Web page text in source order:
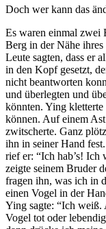
Doch wer kann das
Es waren einmal zwei
Berg in der Nähe
Leute sagten, dass er
in den Kopf gesetzt,
nicht beantworten
und überlegten und
könnten. Ying kletterte
können. Auf einem
zwitscherte. Ganz
ihn in seiner Hand
rief er: “Ich hab’s!
zeigte seinem Bruder
fragen ihn, was ich in
einen Vogel in der
Ying sagte: “Ich weiß.
Vogel tot oder